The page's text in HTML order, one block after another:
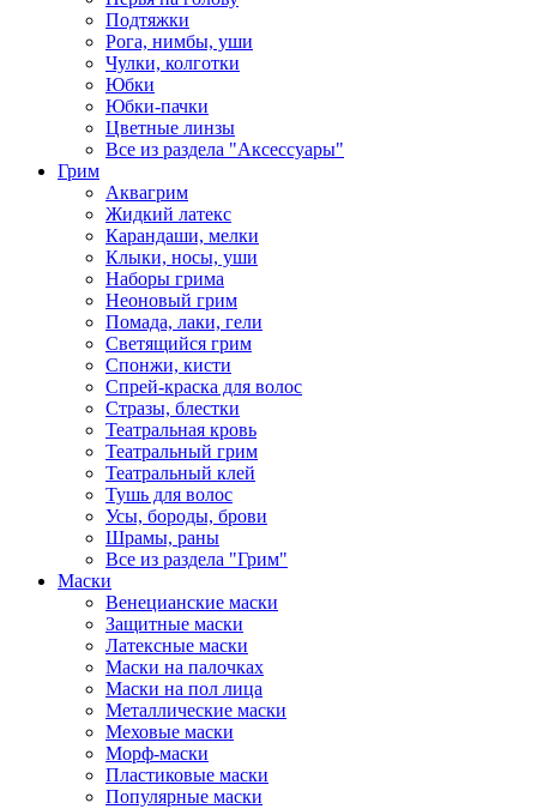
Подтяжки
Рога, нимбы, уши
Чулки, колготки
Юбки
Юбки-пачки
Цветные линзы
Все из раздела "Аксессуары"
Грим
Аквагрим
Жидкий латекс
Карандаши, мелки
Клыки, носы, уши
Наборы грима
Неоновый грим
Помада, лаки, гели
Светящийся грим
Спонжи, кисти
Спрей-краска для волос
Стразы, блестки
Театральная кровь
Театральный грим
Театральный клей
Тушь для волос
Усы, бороды, брови
Шрамы, раны
Все из раздела "Грим"
Маски
Венецианские маски
Защитные маски
Латексные маски
Маски на палочках
Маски на пол лица
Металлические маски
Меховые маски
Морф-маски
Пластиковые маски
Популярные маски